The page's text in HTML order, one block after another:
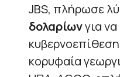
JBS, πλήρωσε
δολαρίωνγια
κορυφαία